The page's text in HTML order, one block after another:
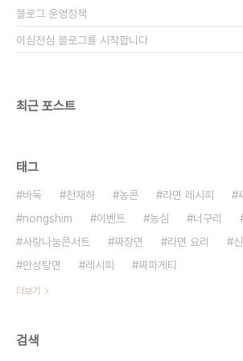
블로그 운영정책
이심전심 블로그를 시작합니다
최근 포스트
태그
바둑 천재하 농콘 라면 레시피
nongshim
이벤트 농심 너구리
사랑나눔콘서트
짜장면 라면 요리
안성탕면
레시피 짜파게티
더보기
검색